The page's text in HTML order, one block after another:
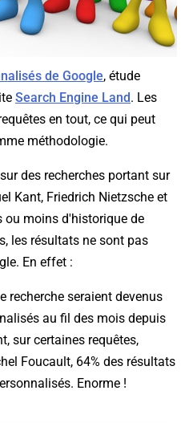
de Google, étude
Search Engine Land. Les
en tout, ce qui peut
méthodologie.
des recherches portant sur
Kant, Friedrich Nietzsche et
ou moins d'historique de
les résultats ne sont pas
En effet :
recherche seraient devenus
au fil des mois depuis
sur certaines requêtes,
Foucault, 64% des résultats
Enorme !